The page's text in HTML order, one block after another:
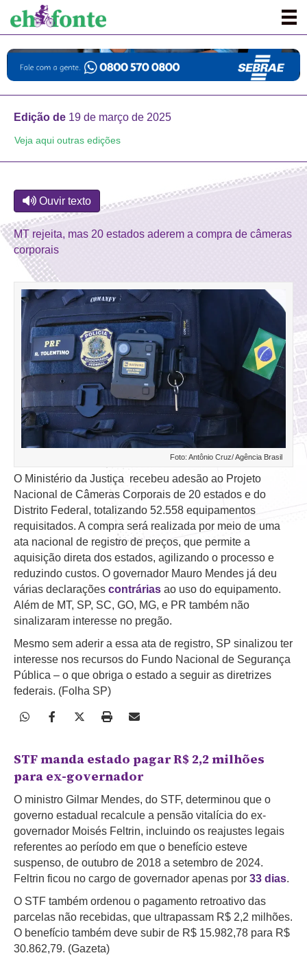
Edição de 19 de março de 2025
Veja aqui outras edições
Ouvir texto
MT rejeita, mas 20 estados aderem a compra de câmeras
corporais
Foto: Antônio Cruz/ Agência Brasil
O Ministério da Justiça recebeu adesão ao Projeto
Nacional de Câmeras Corporais de 20 estados e do
Distrito Federal, totalizando 52.558 equipamentos
requisitados. A compra será realizada por meio de uma
ata nacional de registro de preços, que permite a
aquisição direta dos estados, agilizando o processo e
reduzindo custos. O governador Mauro Mendes já deu
várias declarações contrárias ao uso do equipamento.
Além de MT, SP, SC, GO, MG, e PR também não
sinalizaram interesse no pregão.
Mesmo sem aderir a essa ata de registro, SP sinalizou ter
interesse nos recursos do Fundo Nacional de Segurança
Pública – o que obriga o estado a seguir as diretrizes
federais. (Folha SP)
STF manda estado pagar R$ 2,2 milhões
para ex-governador
O ministro Gilmar Mendes, do STF, determinou que o
governo estadual recalcule a pensão vitalícia do ex-
governador Moisés Feltrin, incluindo os reajustes legais
referentes ao período em que o benefício esteve
suspenso, de outubro de 2018 a setembro de 2024.
Feltrin ficou no cargo de governador apenas por 33 dias.
O STF também ordenou o pagamento retroativo das
parcelas não recebidas, que ultrapassam R$ 2,2 milhões.
O benefício também deve subir de R$ 15.982,78 para R$
30.862,79. (Gazeta)